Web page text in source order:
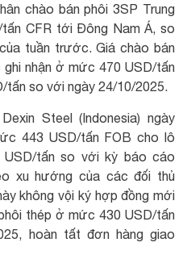
chào bán phôi 3SP Trung
CFR tới Đông Nam Á, so
tuần trước. Giá chào bán
nhận ở mức 470 USD/tấn
tấn so với ngày 24/10/2025.
Steel (Indonesia) ngày
443 USD/tấn FOB cho lô
USD/tấn so với kỳ báo cáo
xu hướng của các đối thủ
không vội ký hợp đồng mới
thép ở mức 430 USD/tấn
hoàn tất đơn hàng giao